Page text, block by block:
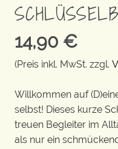
14,90 €
(Preis inkl. MwSt. zzgl.
Willkommen auf
selbst! Dieses kurze
treuen Begleiter im
als nur ein